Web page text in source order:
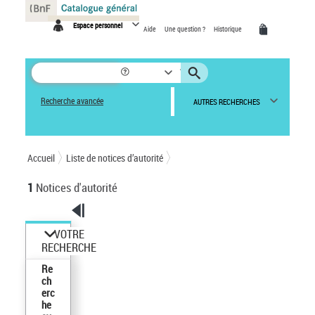
Espace personnel Aide Une question ? Historique
Recherche avancée AUTRES RECHERCHES
Accueil Liste de notices d’autorité
1 Notices d'autorité
VOTRE
RECHERCHE
Re
ch
erc
he
Panneau de gestion des cookies